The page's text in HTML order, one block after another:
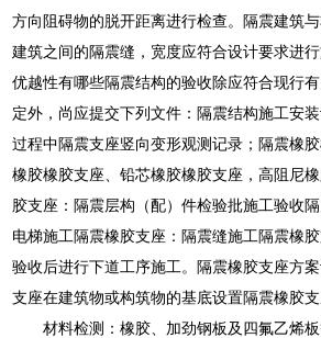
方向阻碍物的脱开距离进行检查。隔震建筑
建筑之间的隔震缝，宽度应符合设计要求进
优越性有哪些隔震结构的验收除应符合现行
定外，尚应提交下列文件：隔震结构施工安
过程中隔震支座竖向变形观测记录；隔震橡
橡胶橡胶支座、铅芯橡胶橡胶支座，高阻尼
胶支座：隔震层构（配）件检验批施工验收
电梯施工隔震橡胶支座：隔震缝施工隔震橡
验收后进行下道工序施工。隔震橡胶支座方
支座在建筑物或构筑物的基底设置隔震橡胶支
材料检测：橡胶、加劲钢板及四氟乙烯